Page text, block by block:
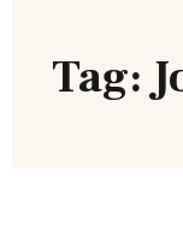
Tag: